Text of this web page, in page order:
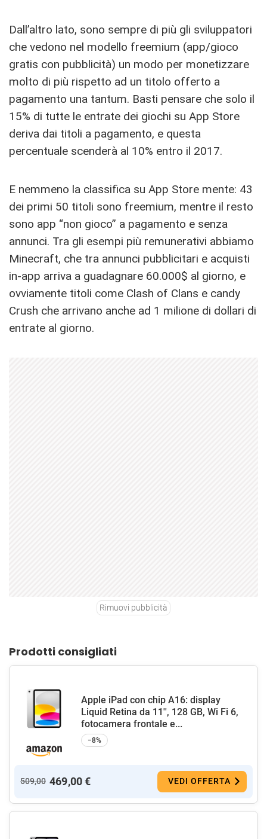
Dall’altro lato, sono sempre di più gli sviluppatori
che vedono nel modello freemium (app/gioco
gratis con pubblicità) un modo per monetizzare
molto di più rispetto ad un titolo offerto a
pagamento una tantum. Basti pensare che solo il
15% di tutte le entrate dei giochi su App Store
deriva dai titoli a pagamento, e questa
percentuale scenderà al 10% entro il 2017.
E nemmeno la classifica su App Store mente: 43
dei primi 50 titoli sono freemium, mentre il resto
sono app “non gioco” a pagamento e senza
annunci. Tra gli esempi più remunerativi abbiamo
Minecraft, che tra annunci pubblicitari e acquisti
in-app arriva a guadagnare 60.000$ al giorno, e
ovviamente titoli come Clash of Clans e candy
Crush che arrivano anche ad 1 milione di dollari di
entrate al giorno.
Rimuovi pubblicità
Prodotti consigliati
Apple iPad con chip A16: display
Liquid Retina da 11'', 128 GB, Wi Fi 6,
fotocamera frontale e...
−8%
509,00 469,00 € VEDI OFFERTA